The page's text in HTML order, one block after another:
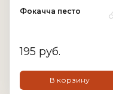
Фокачча песто
195 руб.
В корзину